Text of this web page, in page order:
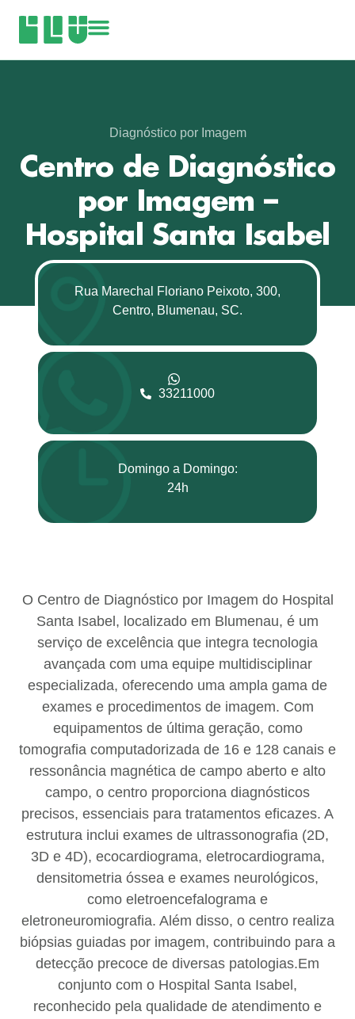
Diagnóstico por Imagem
Centro de Diagnóstico
por Imagem –
Hospital Santa Isabel
Rua Marechal Floriano Peixoto, 300,
Centro, Blumenau, SC.
33211000
Domingo a Domingo:
24h
O Centro de Diagnóstico por Imagem do Hospital
Santa Isabel, localizado em Blumenau, é um
serviço de excelência que integra tecnologia
avançada com uma equipe multidisciplinar
especializada, oferecendo uma ampla gama de
exames e procedimentos de imagem. Com
equipamentos de última geração, como
tomografia computadorizada de 16 e 128 canais e
ressonância magnética de campo aberto e alto
campo, o centro proporciona diagnósticos
precisos, essenciais para tratamentos eficazes. A
estrutura inclui exames de ultrassonografia (2D,
3D e 4D), ecocardiograma, eletrocardiograma,
densitometria óssea e exames neurológicos,
como eletroencefalograma e
eletroneuromiografia. Além disso, o centro realiza
biópsias guiadas por imagem, contribuindo para a
detecção precoce de diversas patologias.Em
conjunto com o Hospital Santa Isabel,
reconhecido pela qualidade de atendimento e